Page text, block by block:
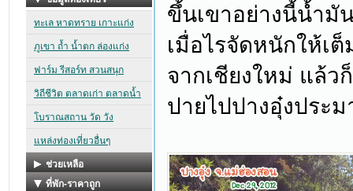
ขึ้นเขาอย่างนี้น้ำมั
เมื่อไรจัดหนักให้เ
จากเชียงใหม่ แล้ว
ปายไปปางอุ๋งประ